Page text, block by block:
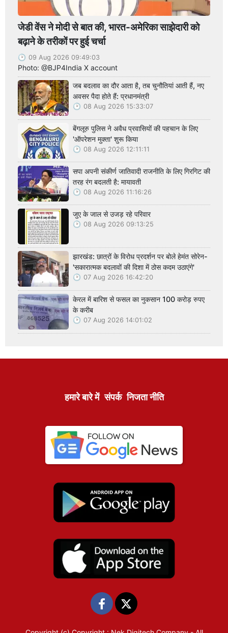
जेडी वेंस ने मोदी से बात की, भारत-अमेरिका साझेदारी को
बढ़ाने के तरीकों पर हुई चर्चा
09 Aug 2026 09:49:03
Photo: @BJP4India X account
जब बदलाव का दौर आता है, तब चुनौतियां आती हैं, नए
अवसर पैदा होते हैं: प्रधानमंत्री
08 Aug 2026 15:33:07
बेंगलूरु पुलिस ने अवैध प्रवासियों की पहचान के लिए
'ऑपरेशन मुक्ता' शुरू किया
08 Aug 2026 12:11:11
सपा अपनी संकीर्ण जातिवादी राजनीति के लिए गिरगिट की
तरह रंग बदलती है: मायावती
08 Aug 2026 11:16:26
जुए के जाल से उजड़ रहे परिवार
08 Aug 2026 09:13:25
झारखंड: छात्रों के विरोध प्रदर्शन पर बोले हेमंत सोरेन-
'सकारात्मक बदलावों की दिशा में ठोस कदम उठाएंगे'
07 Aug 2026 16:42:20
केरल में बारिश से फसल का नुकसान 100 करोड़ रुपए
के करीब
07 Aug 2026 14:01:02
हमारे बारे में संपर्क निजता नीति